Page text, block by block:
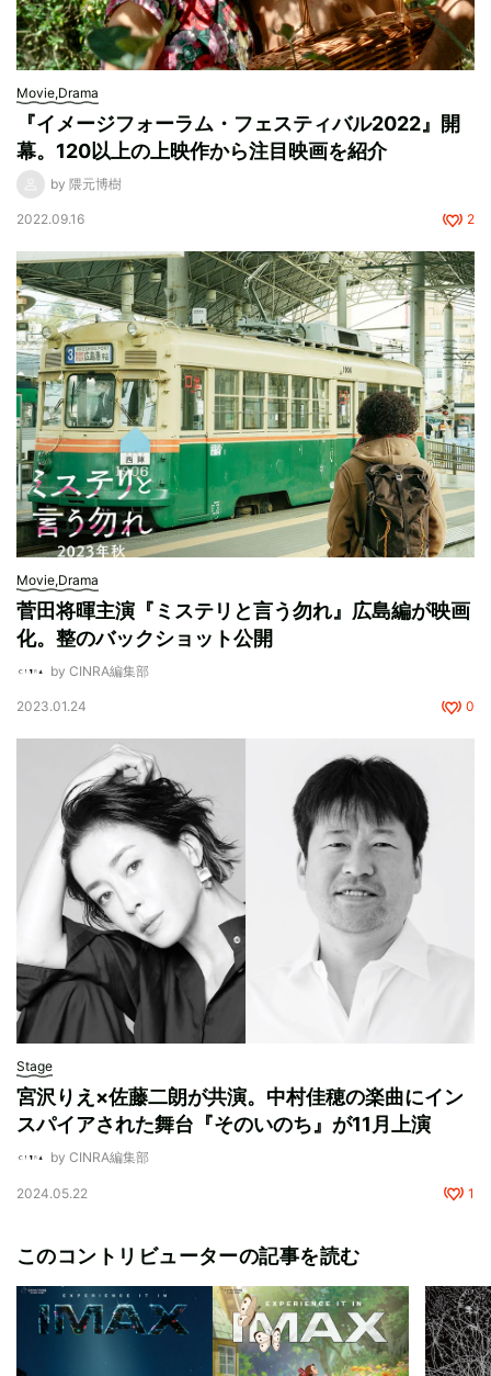
Movie,Drama
『イメージフォーラム・フェスティバル2022』開
幕。120以上の上映作から注目映画を紹介
by 隈元博樹
2022.09.16 2
Movie,Drama
菅田将暉主演『ミステリと言う勿れ』広島編が映画
化。整のバックショット公開
by CINRA編集部
2023.01.24 0
Stage
宮沢りえ×佐藤二朗が共演。中村佳穂の楽曲にイン
スパイアされた舞台『そのいのち』が11月上演
by CINRA編集部
2024.05.22 1
このコントリビューターの記事を読む